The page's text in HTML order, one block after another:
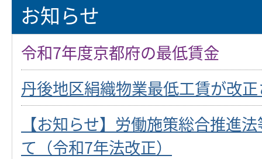
お知らせ
令和7年度京都府の最低賃金
丹後地区絹織物業最低工賃が改
【お知らせ】労働施策総合推進
て（令和7年法改正）